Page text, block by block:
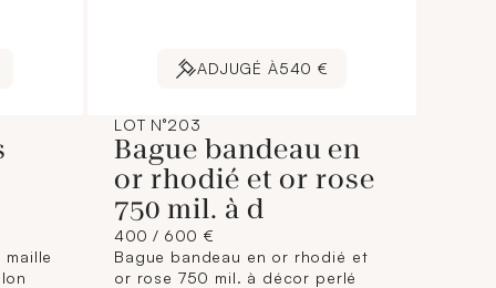
ADJUGÉ À540 €
LOT N°203
Bague bandeau en
or rhodié et or rose
750 mil. à d
400 / 600 €
Bague bandeau en or rhodié et
or rose 750 mil. à décor perlé